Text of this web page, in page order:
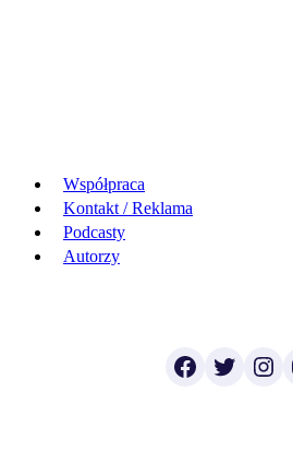
Współpraca
Kontakt / Reklama
Podcasty
Autorzy
Facebook
Twitter